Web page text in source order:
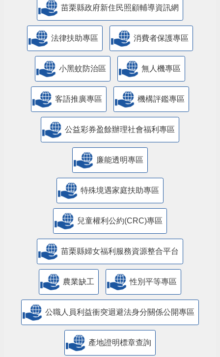
苗栗縣政府新住民照顧輔導資訊網
法律扶助專區 消費者保護專區
小黑蚊防治區 無人機專區
客語推廣專區 機構評鑑專區
公益彩券盈餘辦理社會福利專區
廉能透明專區
特殊境遇家庭扶助專區
兒童權利公約(CRC)專區
苗栗縣婦女福利服務資源整合平台
農業缺工 性別平等專區
公職人員利益衝突迴避法身分關係公開專區
產地證明標章查詢